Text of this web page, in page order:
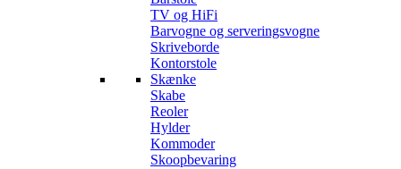
TV og HiFi
Barvogne og serveringsvogne
Skriveborde
Kontorstole
Skænke
Skabe
Reoler
Hylder
Kommoder
Skoopbevaring